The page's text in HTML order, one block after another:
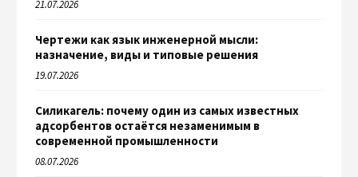
21.07.2026
Чертежи как язык инженерной мысли:
назначение, виды и типовые решения
19.07.2026
Силикагель: почему один из самых известных
адсорбентов остаётся незаменимым в
современной промышленности
08.07.2026